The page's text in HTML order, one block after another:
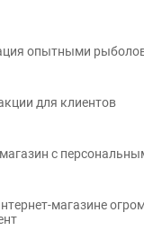
опытными
для клиентов
с
магазине